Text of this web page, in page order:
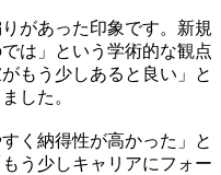
があった印象です。新規
は」という学術的な観点
もう少しあると良い」と
した。
く納得性が高かった」と
う少しキャリアにフォー